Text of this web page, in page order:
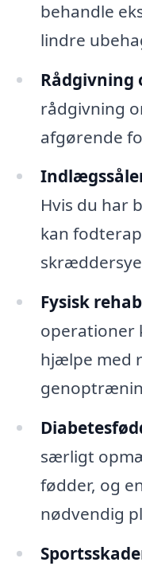
behandle
lindre
Rådgivning
rådgivning
afgørende
Hvis du har
kan
Fysisk
operationer
hjælpe med
særligt
fødder, og
nødvendig